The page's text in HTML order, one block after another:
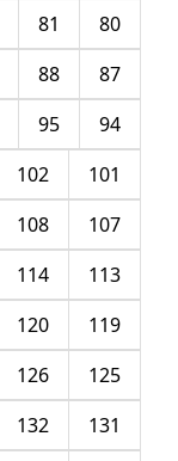
80
81
87
88
94
95
101
102
107
108
113
114
119
120
125
126
131
132